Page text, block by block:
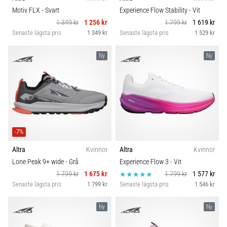
Hur
det
det…
6. 8. 2026
9 min. läsning
Löparknä:
Orsaker,
och
åtgärder
Löparknä,
Komfort och dämpning
Motiv FLX - Svart
1 349 kr
1 256 kr
Senaste lägsta pris 1 349 kr
Experience Flow Stability- Vit
1 799 kr
1 619 kr
Senaste lägsta pris 1 529 kr
Ny
-7%
Altra
Kvinnor
Lone Peak 9+ wide- Grå
1 799 kr
1 675 kr
Senaste lägsta pris 1 799 kr
Ny
Altra
Kvinnor
Experience Flow 3 - Vit
1 799 kr
1 577 kr
Senaste lägsta pris 1 546 kr
Ny Ny